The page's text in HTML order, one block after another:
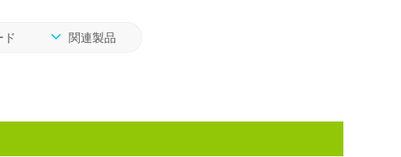
ド 関連製品